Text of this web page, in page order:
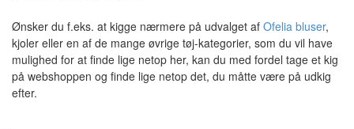
Ønsker du f.eks. at kigge nærmere på udvalget af Ofelia bluser,
kjoler eller en af de mange øvrige tøj-kategorier, som du vil have
mulighed for at finde lige netop her, kan du med fordel tage et kig
på webshoppen og finde lige netop det, du måtte være på udkig
efter.